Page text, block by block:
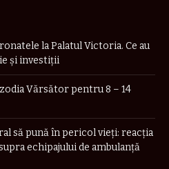
la Palatul Victoria. Ce au
și investiții
Vărsător pentru 8 – 14
să pună în pericol vieți: reacția
echipajului de ambulanță